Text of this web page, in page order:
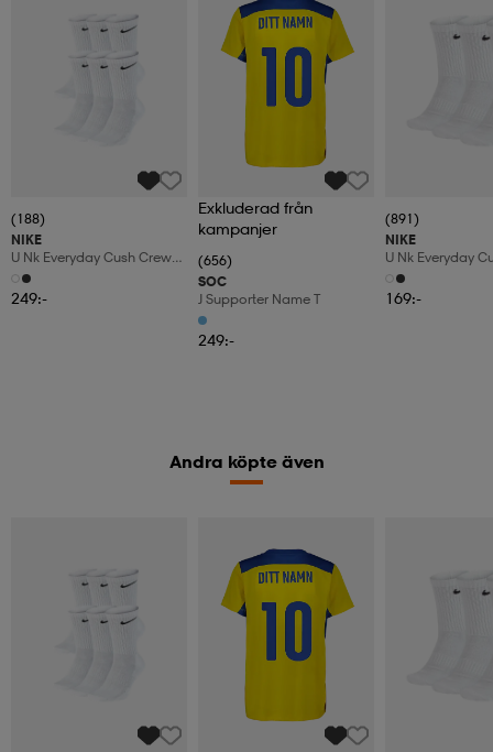
(188)
NIKE
U Nk Everyday Cush Crew
6pr-Bd
249:-
Exkluderad från
kampanjer
(656)
SOC
J Supporter Name T
249:-
(891)
NIKE
U Nk Everyday
3pr
169:-
Andra köpte även